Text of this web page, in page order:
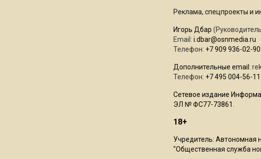
Реклама, спецпроекты и
Игорь Дбар
Email: i.dbar@osnmedia.ru
Телефон: +7 909 936-02-90
Дополнительные email:
Телефон: +7 495 004-56-11
Сетевое издание
ЭЛ № ФС77-73861.
18+
Учредитель: Автономная
"Общественная служба